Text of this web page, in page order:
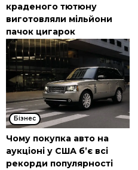
краденого тютюну
виготовляли мільйони
пачок цигарок
Бізнес
Чому покупка авто на
аукціоні у США б’є всі
рекорди популярності